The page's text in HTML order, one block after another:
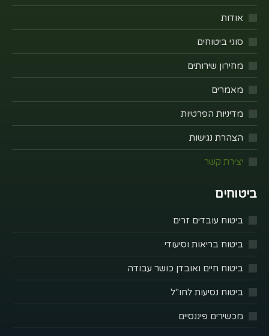
אודות
סוגי ביטוחים
מחירון שירותים
מאמרים
מדיניות הפרטיות
הצהרת נגישות
יצירת קשר
ביטוחים
ביטוח עובדים זרים
ביטוח בריאות וסיעודי
ביטוח חיים ואובדן כושר עבודה
ביטוח נסיעות לחו"ל
מכשירים פיננסיים